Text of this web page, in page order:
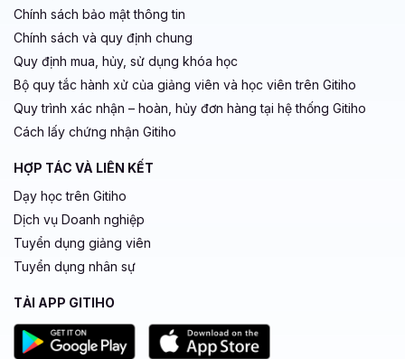
Chính sách bảo mật thông tin
Chính sách và quy định chung
Quy định mua, hủy, sử dụng khóa học
Bộ quy tắc hành xử của giảng viên và học viên trên Gitiho
Quy trình xác nhận – hoàn, hủy đơn hàng tại hệ thống Gitiho
Cách lấy chứng nhận Gitiho
HỢP TÁC VÀ LIÊN KẾT
Dạy học trên Gitiho
Dịch vụ Doanh nghiệp
Tuyển dụng giảng viên
Tuyển dụng nhân sự
TẢI APP GITIHO